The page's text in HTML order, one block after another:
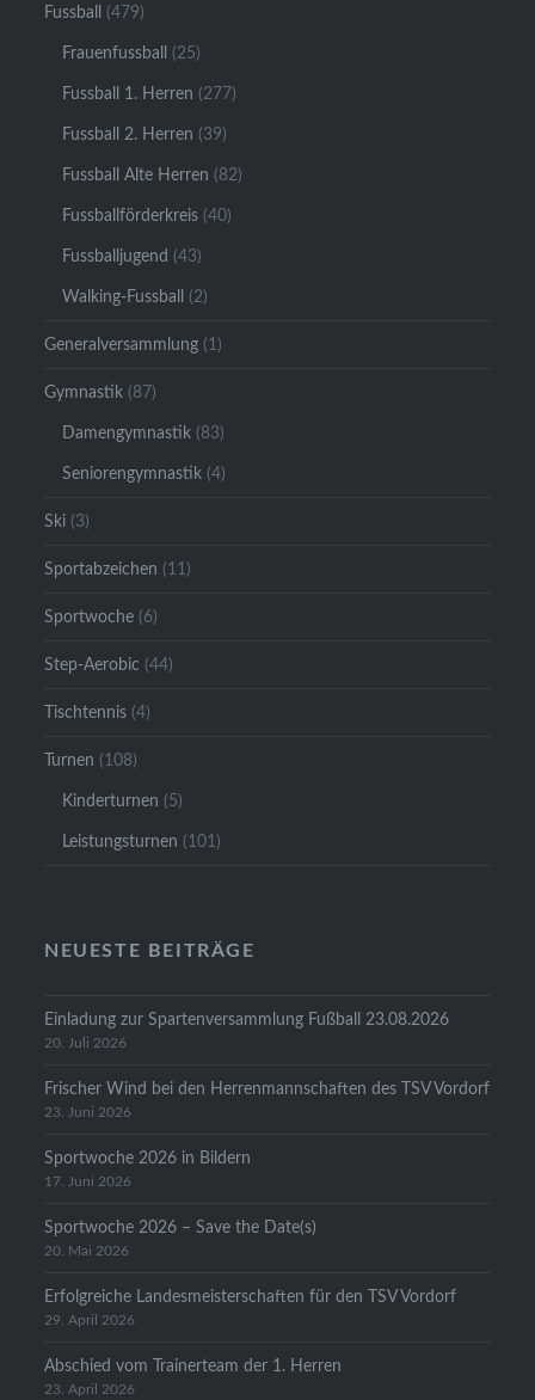
Fussball (479)
Frauenfussball (25)
Fussball 1. Herren (277)
Fussball 2. Herren (39)
Fussball Alte Herren (82)
Fussballförderkreis (40)
Fussballjugend (43)
Walking-Fussball (2)
Generalversammlung (1)
Gymnastik (87)
Damengymnastik (83)
Seniorengymnastik (4)
Ski (3)
Sportabzeichen (11)
Sportwoche (6)
Step-Aerobic (44)
Tischtennis (4)
Turnen (108)
Kinderturnen (5)
Leistungsturnen (101)
NEUESTE BEITRÄGE
Einladung zur Spartenversammlung Fußball 23.08.2026
20. Juli 2026
Frischer Wind bei den Herrenmannschaften des TSV Vordorf
23. Juni 2026
Sportwoche 2026 in Bildern
17. Juni 2026
Sportwoche 2026 – Save the Date(s)
20. Mai 2026
Erfolgreiche Landesmeisterschaften für den TSV Vordorf
29. April 2026
Abschied vom Trainerteam der 1. Herren
23. April 2026